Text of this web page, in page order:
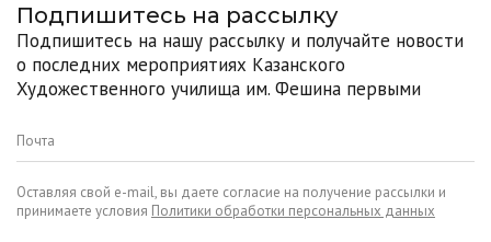
Подпишитесь на рассылку
Подпишитесь на нашу рассылку и получайте новости
о последних мероприятиях Казанского
Художественного училища им. Фешина первыми
Оставляя свой e-mail, вы даете согласие на получение рассылки и
принимаете условия Политики обработки персональных данных